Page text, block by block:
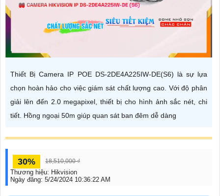
Thiết Bị Camera IP POE DS-2DE4A225IW-DE(S6) là sự lựa
chọn hoàn hảo cho việc giám sát chất lượng cao. Với độ phân
giải lên đến 2.0 megapixel, thiết bị cho hình ảnh sắc nét, chi
tiết. Hồng ngoại 50m giúp quan sát ban đêm dễ dàng
30% 18,510,000 ₫
Thương hiệu: Hikvision
Ngày đăng: 5/24/2024 10:36:22 AM